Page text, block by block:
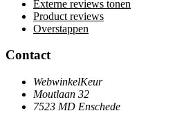
Externe reviews tonen
Product reviews
Overstappen
Contact
WebwinkelKeur
Moutlaan 32
7523 MD Enschede